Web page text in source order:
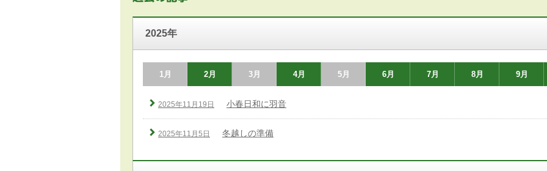
2025年
1月 2月 3月 4月 5月 6月 7月 8月 9月
2025年11月19日 小春日和に羽音
2025年11月5日 冬越しの準備